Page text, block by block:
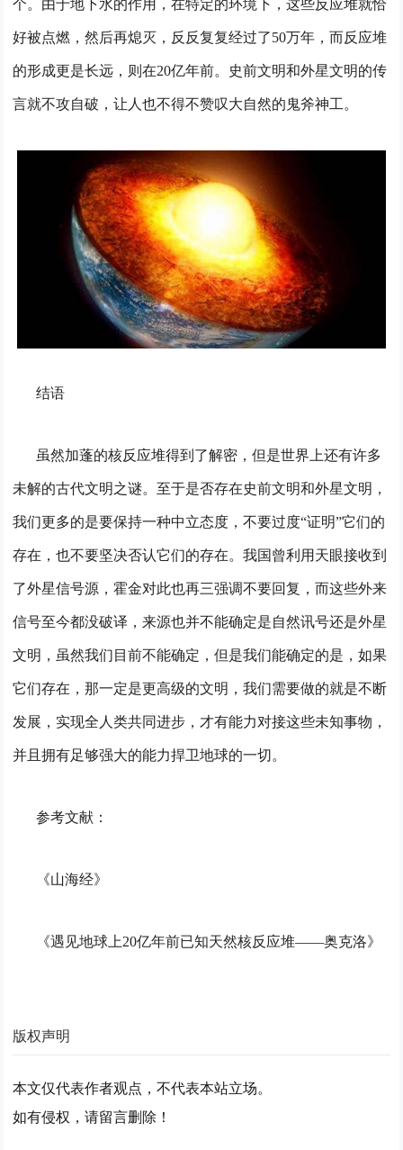
个。由于地下水的作用，在特定的环境下，这些反应堆就恰
好被点燃，然后再熄灭，反反复复经过了50万年，而反应堆
的形成更是长远，则在20亿年前。史前文明和外星文明的传
言就不攻自破，让人也不得不赞叹大自然的鬼斧神工。
结语
虽然加蓬的核反应堆得到了解密，但是世界上还有许多
未解的古代文明之谜。至于是否存在史前文明和外星文明，
我们更多的是要保持一种中立态度，不要过度“证明”它们的
存在，也不要坚决否认它们的存在。我国曾利用天眼接收到
了外星信号源，霍金对此也再三强调不要回复，而这些外来
信号至今都没破译，来源也并不能确定是自然讯号还是外星
文明，虽然我们目前不能确定，但是我们能确定的是，如果
它们存在，那一定是更高级的文明，我们需要做的就是不断
发展，实现全人类共同进步，才有能力对接这些未知事物，
并且拥有足够强大的能力捍卫地球的一切。
参考文献：
《山海经》
《遇见地球上20亿年前已知天然核反应堆——奥克洛》
版权声明
本文仅代表作者观点，不代表本站立场。
如有侵权，请留言删除！